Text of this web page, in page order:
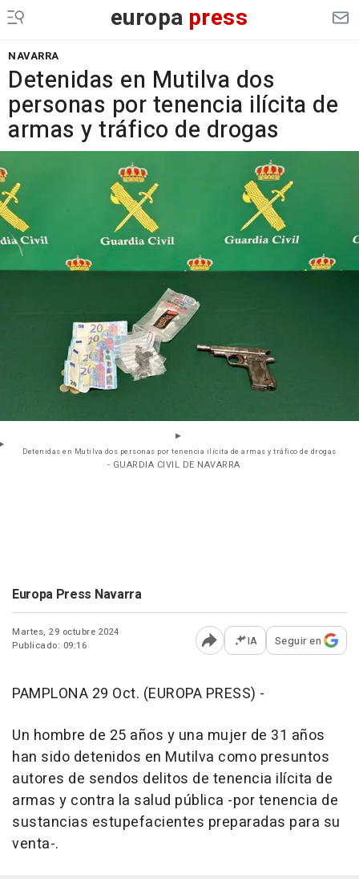
europa press
NAVARRA
Detenidas en Mutilva dos
personas por tenencia ilícita de
armas y tráfico de drogas
Detenidas en Mutilva dos personas por tenencia ilícita de armas y tráfico de drogas
- GUARDIA CIVIL DE NAVARRA
Europa Press Navarra
Martes, 29 octubre 2024
Publicado: 09:16
Abrir opciones para
IA Seguir en
PAMPLONA 29 Oct. (EUROPA PRESS) -
Un hombre de 25 años y una mujer de 31 años
han sido detenidos en Mutilva como presuntos
autores de sendos delitos de tenencia ilícita de
armas y contra la salud pública -por tenencia de
sustancias estupefacientes preparadas para su
venta-.